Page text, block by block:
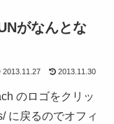
がなんとな
2013.11.27 2013.11.30
のロゴをクリッ
に戻るのでオフィ